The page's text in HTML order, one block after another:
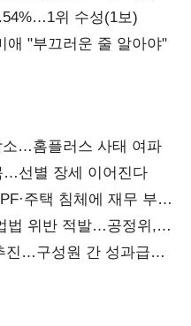
위 수성(1보)
"부끄러운 줄 알아야"
소…홈플러스 사태 여파
…선별 장세 이어진다
주택 침체에 재무 부담
법 위반 적발…공정위,
진…구성원 간 성과급